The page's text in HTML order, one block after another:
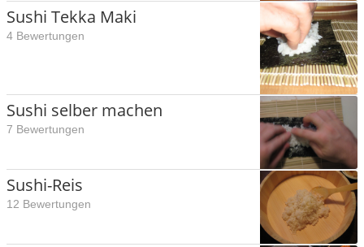
Sushi Tekka Maki
4 Bewertungen
Sushi selber machen
7 Bewertungen
Sushi-Reis
12 Bewertungen